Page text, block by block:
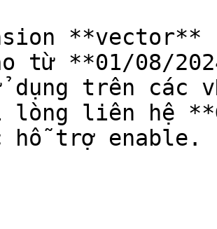
**vector**
từ **01/08/
dụng trên các
lòng liên hệ